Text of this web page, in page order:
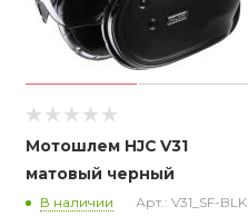
Мотошлем HJC V31
матовый черный
В наличии Арт.: V31_SF-BLK